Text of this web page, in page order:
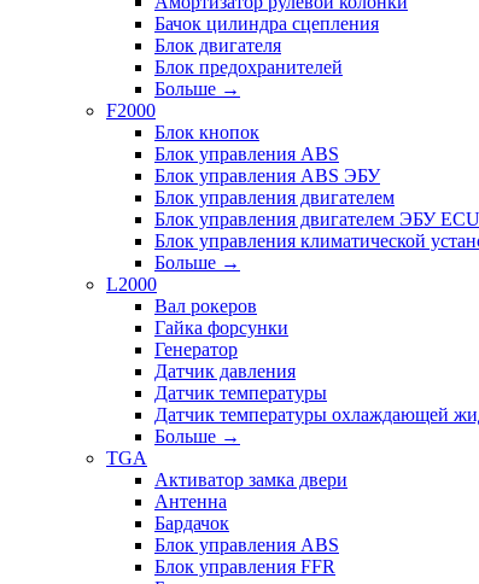
Бачок цилиндра сцепления
Блок двигателя
Блок предохранителей
Больше →
F2000
Блок кнопок
Блок управления ABS
Блок управления ABS ЭБУ
Блок управления двигателем
Блок управления двигателем ЭБУ ECU
Блок управления климатической
Больше →
L2000
Вал рокеров
Гайка форсунки
Генератор
Датчик давления
Датчик температуры
Датчик температуры охлаждающей
Больше →
TGA
Активатор замка двери
Антенна
Бардачок
Блок управления ABS
Блок управления FFR